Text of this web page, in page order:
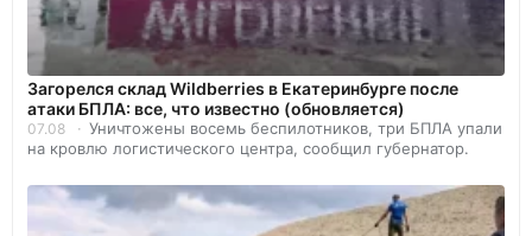
Загорелся склад Wildberries в Екатеринбурге после
атаки БПЛА: все, что известно (обновляется)
07.08
Уничтожены восемь беспилотников, три БПЛА упали
на кровлю логистического центра, сообщил губернатор.